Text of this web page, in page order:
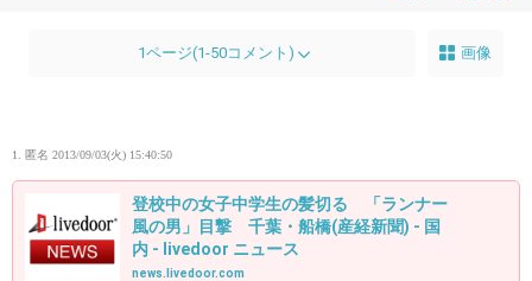
1ページ(1-50コメント) 画像
1. 匿名 2013/09/03(火) 15:40:50
登校中の女子中学生の髪切る 「ランナー
風の男」目撃 千葉・船橋(産経新聞) - 国
内 - livedoor ニュース
news.livedoor.com